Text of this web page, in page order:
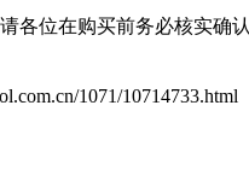
位在购买前务必核实确
1071/10714733.html